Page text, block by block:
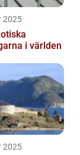
2025
i världen
2025